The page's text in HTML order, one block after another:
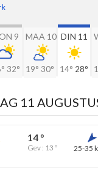
9
32°
MAA 10
19° 30°
DIN 11
14° 28°
11
14 °
Gev : 13 ° 25-35